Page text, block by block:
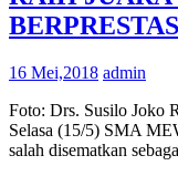
16 Mei,2018 admin
Foto: Drs. Susilo Joko
Selasa (15/5) SMA
salah disematkan